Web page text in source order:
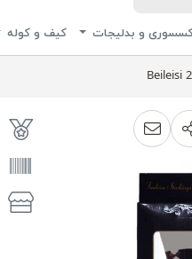
و بدلیجات کیف و کوله
به لیست مقایسه
اشتراک گذاریپیشنهاد به دوست